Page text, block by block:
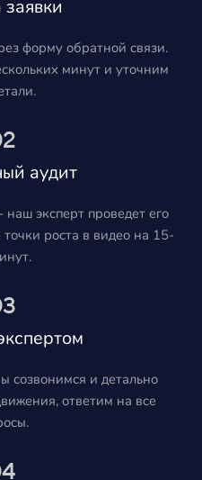
форму обратной связи.
минут и уточним
аудит
наш эксперт проведет его
роста в видео на 15-
созвонимся и детально
ответим на все